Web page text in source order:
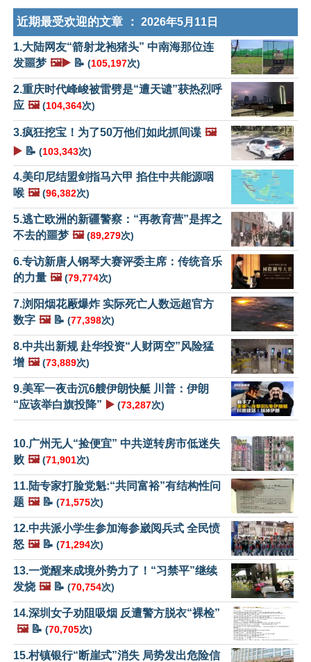
近期最受欢迎的文章 ： 2026年5月11日
1.大陆网友“箭射龙袍猪头” 中南海那位连
发噩梦 🖼️▶️ 📝 (105,197次)
2.重庆时代峰峻被雷劈是“遭天谴”获热烈呼
应 🖼️ (104,364次)
3.疯狂挖宝！为了50万他们如此抓间谍 🖼️
▶️ 📝 (103,343次)
4.美印尼结盟剑指马六甲 掐住中共能源咽
喉 🖼️ (96,382次)
5.逃亡欧洲的新疆警察：“再教育营”是挥之
不去的噩梦 🖼️ (89,279次)
6.专访新唐人钢琴大赛评委主席：传统音乐
的力量 🖼️ (79,774次)
7.浏阳烟花厰爆炸 实际死亡人数远超官方
数字 🖼️📝 (77,398次)
8.中共出新规 赴华投资“人财两空”风险猛
增 🖼️ (73,889次)
9.美军一夜击沉6艘伊朗快艇 川普：伊朗
“应该举白旗投降” ▶️ (73,287次)
10.广州无人“捡便宜” 中共逆转房市低迷失
败 🖼️ (71,901次)
11.陆专家打脸党魁:“共同富裕”有结构性问
题 🖼️📝 (71,575次)
12.中共派小学生参加海参崴阅兵式 全民愤
怒 🖼️📝 (71,294次)
13.一觉醒来成境外势力了！“习禁平”继续
发烧 🖼️📝 (70,754次)
14.深圳女子劝阻吸烟 反遭警方脱衣“裸检”
🖼️📝 (70,705次)
15.村镇银行“断崖式”消失 局势发出危险信